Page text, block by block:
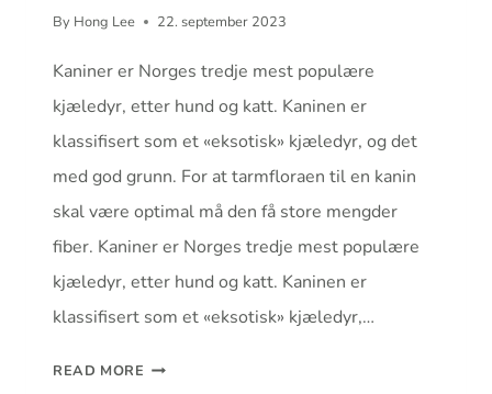
By Hong Lee 22. september 2023
Kaniner er Norges tredje mest populære
kjæledyr, etter hund og katt. Kaninen er
klassifisert som et «eksotisk» kjæledyr, og det
med god grunn. For at tarmfloraen til en kanin
skal være optimal må den få store mengder
fiber. Kaniner er Norges tredje mest populære
kjæledyr, etter hund og katt. Kaninen er
klassifisert som et «eksotisk» kjæledyr,…
READ MORE FORINGSVEILEDNING